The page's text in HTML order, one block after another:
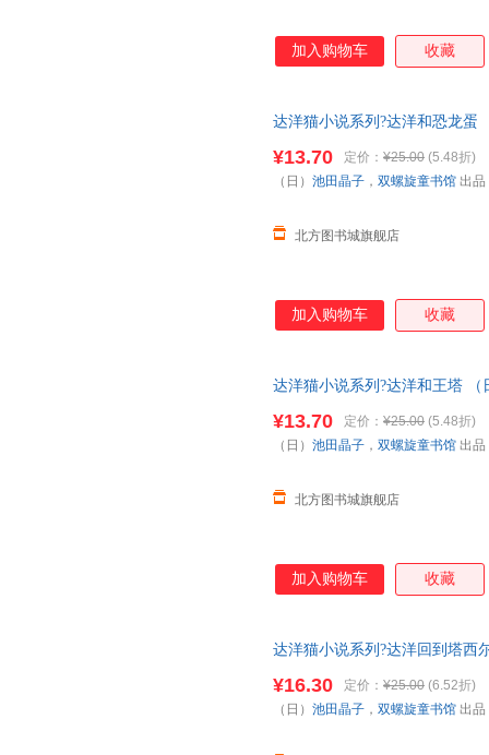
加入购物车 收藏
达洋猫小说系列?达洋和恐龙蛋
发货 85%城市次日送达！
¥13.70 定价： ¥25.00 (5.48折)
北方图书城旗舰店
（日） 池田晶子 ， 双螺旋童书馆 出品
加入购物车 收藏
达洋猫小说系列?达洋和王塔
货 85%城市次日送达！
¥13.70 定价： ¥25.00 (5.48折)
北方图书城旗舰店
（日） 池田晶子 ， 双螺旋童书馆 出品
加入购物车 收藏
达洋猫小说系列?达洋回到塔西
¥16.30 定价： ¥25.00 (6.52折)
（日） 池田晶子 ， 双螺旋童书馆 出品